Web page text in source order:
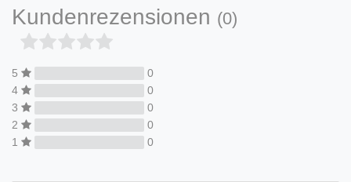
Kundenrezensionen (0)
5
0
4
0
3
0
2
0
1
0